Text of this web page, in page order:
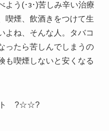
よう(･з･)苦しみ辛い治療
喫煙、飲酒きをつけて生
よね、そんな人。タバコ
ったら苦しんでしまうの
も喫煙しないと安くなる
ト ?☆☆?